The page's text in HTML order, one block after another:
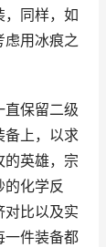
，同样，如
虑用冰痕之
直保留二级
备上，以求
的英雄，宗
的化学反
对比以及实
一件装备都